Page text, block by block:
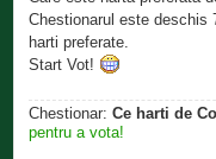
Chestionarul este deschis
harti preferate.
Start Vot!
Chestionar:Ce harti de
pentru a vota!